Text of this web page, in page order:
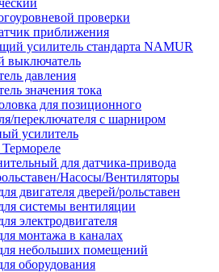
проверки
приближения
усилитель стандарта NAMUR
выключатель
давления
значения тока
для позиционного
переключателя с шарниром
усилитель
Термореле
для датчика-привода
Насосы/Вентиляторы
двигателя дверей/рольставен
системы вентиляции
электродвигателя
монтажа в каналах
небольших помещений
оборудования